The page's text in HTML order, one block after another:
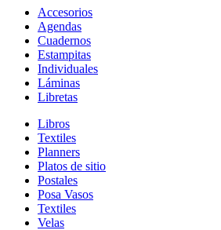
Accesorios
Agendas
Cuadernos
Estampitas
Individuales
Láminas
Libretas
Libros
Textiles
Planners
Platos de sitio
Postales
Posa Vasos
Textiles
Velas